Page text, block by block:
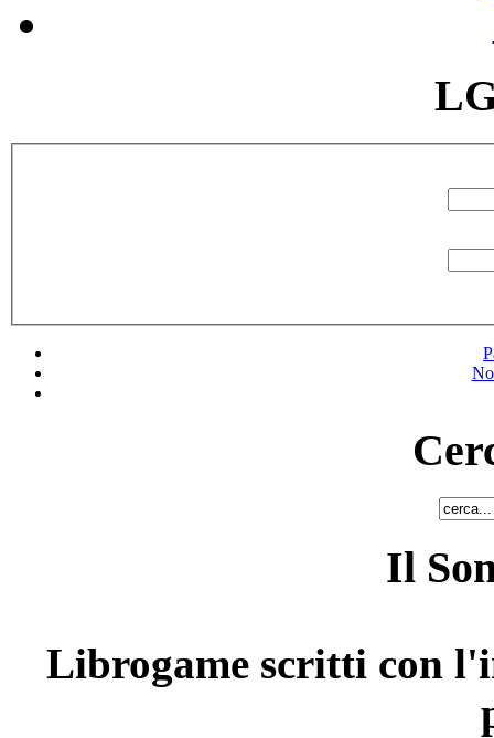
Il
Librogame scritti con